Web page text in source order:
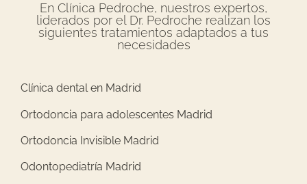
En Clínica Pedroche, nuestros expertos,
liderados por el Dr. Pedroche realizan los
siguientes tratamientos adaptados a tus
necesidades
Clínica dental en Madrid
Ortodoncia para adolescentes Madrid
Ortodoncia Invisible Madrid
Odontopediatría Madrid